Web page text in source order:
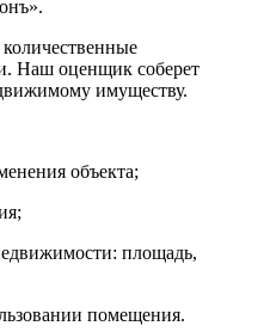
Наш оценщик соберет
имуществу.
объекта;
площадь,
помещения.